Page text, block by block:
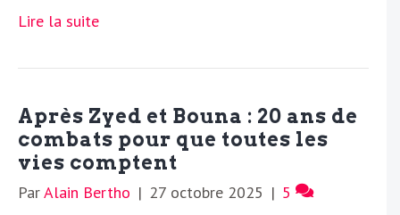
Lire la suite
Après Zyed et Bouna : 20 ans de
combats pour que toutes les
vies comptent
ParAlain Bertho | 27 octobre 2025 | 5